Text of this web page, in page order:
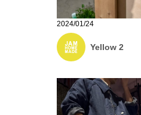
2024/01/24
Yellow 2